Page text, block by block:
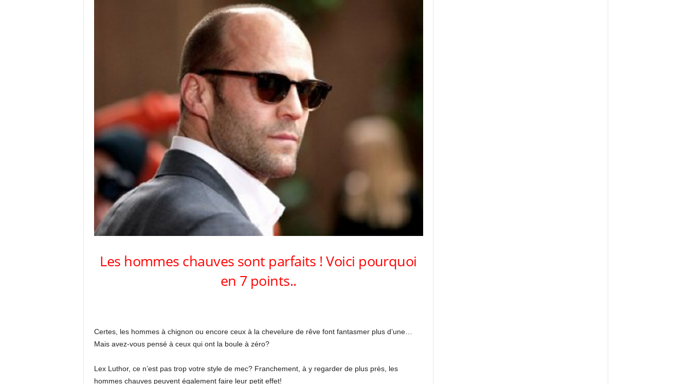
Les hommes chauves sont parfaits ! Voici pourquoi
en 7 points..
Certes, les hommes à chignon ou encore ceux à la chevelure de rêve font fantasmer plus d’une…
Mais avez-vous pensé à ceux qui ont la boule à zéro?
Lex Luthor, ce n’est pas trop votre style de mec? Franchement, à y regarder de plus près, les
hommes chauves peuvent également faire leur petit effet!